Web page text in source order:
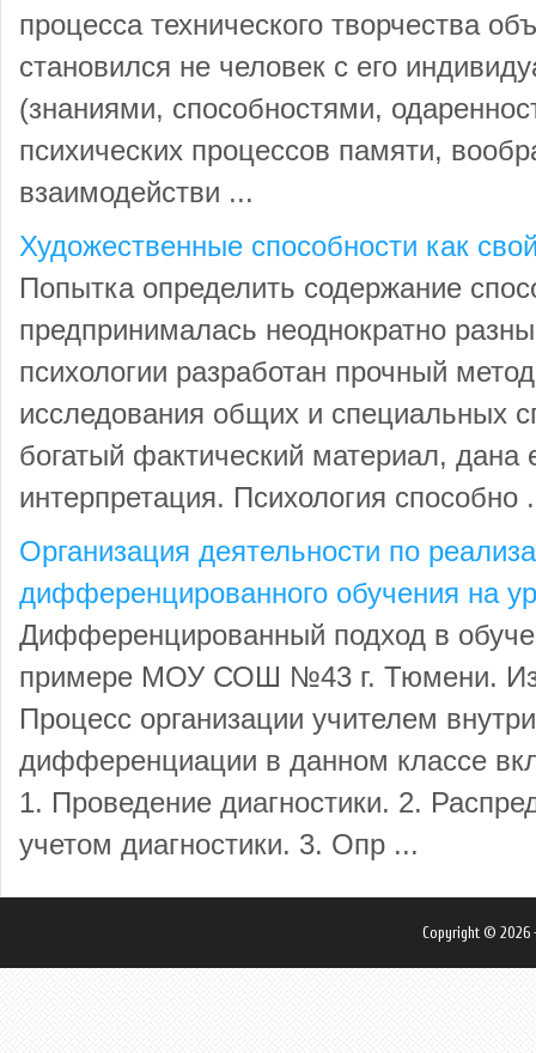
процесса технического творчества
становился не человек с его
(знаниями, способностями,
психических процессов памяти,
взаимодействи ...
Художественные способности как
Попытка определить содержание
предпринималась неоднократно
психологии разработан прочный
исследования общих и специальных
богатый фактический материал, дана
интерпретация. Психология способно
Организация деятельности по
дифференцированного обучения на
Дифференцированный подход в
примере МОУ СОШ №43 г. Тюмени.
Процесс организации учителем
дифференциации в данном классе
1. Проведение диагностики. 2.
учетом диагностики. 3. Опр ...
Copyright © 2026